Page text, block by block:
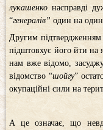
лукашенко насправді
“генералів” один на
Другим
підштовхує його йти
нам вже відомо,
відомство “шойгу”
окупаційні сили на
А це означає, що